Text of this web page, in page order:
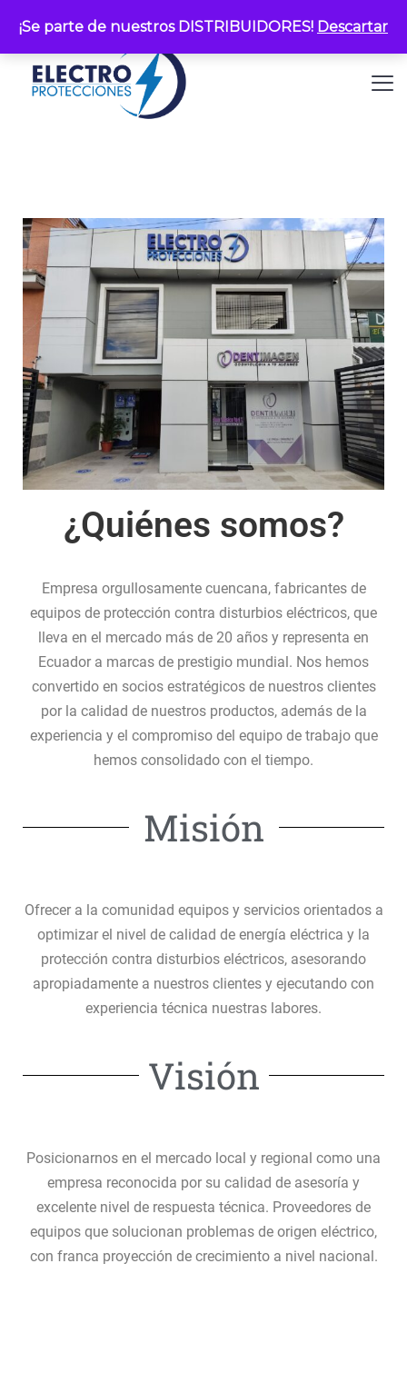
¡Se parte de nuestros DISTRIBUIDORES! Descartar
¿Quiénes somos?
Empresa orgullosamente cuencana, fabricantes de
equipos de protección contra disturbios eléctricos, que
lleva en el mercado más de 20 años y representa en
Ecuador a marcas de prestigio mundial. Nos hemos
convertido en socios estratégicos de nuestros clientes
por la calidad de nuestros productos, además de la
experiencia y el compromiso del equipo de trabajo que
hemos consolidado con el tiempo.
Misión
Ofrecer a la comunidad equipos y servicios orientados a
optimizar el nivel de calidad de energía eléctrica y la
protección contra disturbios eléctricos, asesorando
apropiadamente a nuestros clientes y ejecutando con
experiencia técnica nuestras labores.
Visión
Posicionarnos en el mercado local y regional como una
empresa reconocida por su calidad de asesoría y
excelente nivel de respuesta técnica. Proveedores de
equipos que solucionan problemas de origen eléctrico,
con franca proyección de crecimiento a nivel nacional.